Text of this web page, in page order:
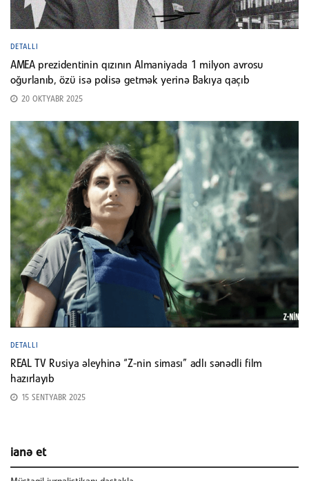
DETALLI
AMEA prezidentinin qızının Almaniyada 1 milyon avrosu
oğurlanıb, özü isə polisə getmək yerinə Bakıya qaçıb
20 OKTYABR 2025
DETALLI
REAL TV Rusiya əleyhinə “Z-nin siması” adlı sənədli film
hazırlayıb
15 SENTYABR 2025
ianə et